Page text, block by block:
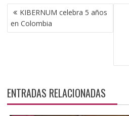
NAVEGACIÓN
DE
ENTRADAS
KIBERNUM celebra 5 años
en Colombia
ENTRADAS RELACIONADAS